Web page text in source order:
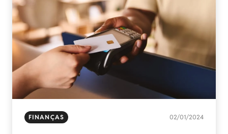
FINANÇAS 02/01/2024